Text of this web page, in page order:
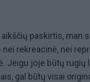
paskirtis, man
rekreacinė, nei
Jeigu joje būtų rugių
gal būtų visai